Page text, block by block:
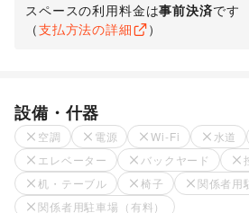
スペースの利用料金は事前決済です
（支払方法の詳細 ）
設備・什器
空調 電源 Wi-Fi 水道
エレベーター
バックヤード
机・テーブル
椅子
関係者用
関係者用駐車場（有料）